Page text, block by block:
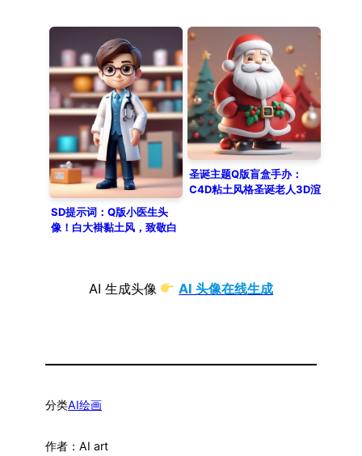
SD提示词：Q版小医生头
像！白大褂黏土风，致敬白
圣诞主题Q版盲盒手办：
C4D粘土风格圣诞老人3D渲
AI 生成头像 AI 头像在线生成
分类AI绘画
作者： AI art